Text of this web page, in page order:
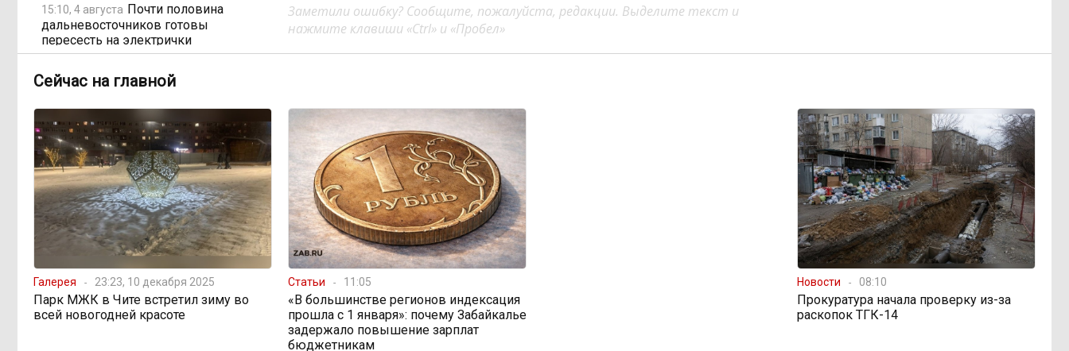
15:10, 4 августа Почти половина
дальневосточников готовы
пересесть на электрички
14:59, 4 августа Тайна Тургинского
динозавров сохранились в
Забайкалье лучше, чем где-либо
13:59, 4 августа 250 миллионов на
котельные: Могочинский округ
готовится к зиме
Забайкалье зовёт
«Роснефть» и «Газпромнефть»
строить АЗС
Заметили ошибку? Сообщите, пожалуйста, редакции. Выделите текст и
нажмите клавиши «Ctrl» и «Пробел»
Сейчас на главной
Галерея 23:23, 10 декабря 2025
Парк МЖК в Чите встретил зиму во
всей новогодней красоте
Статьи 11:05
«В большинстве регионов индексация
прошла с 1 января»: почему Забайкалье
задержало повышение зарплат
бюджетникам
Новости 08:10
Прокуратура начала проверку из-за
раскопок ТГК-14